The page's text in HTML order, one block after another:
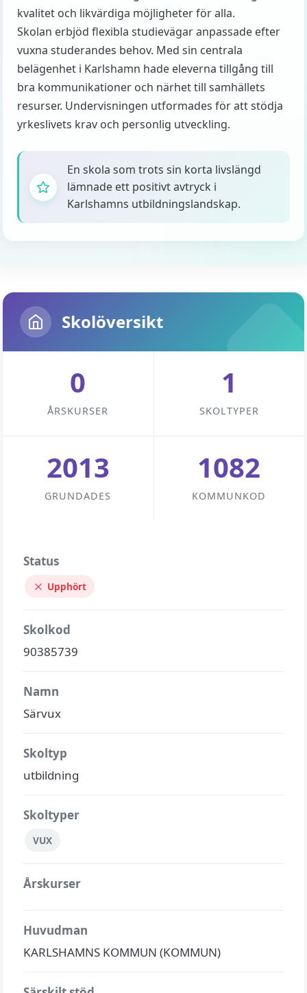
kvalitet och likvärdiga möjligheter för alla.
Skolan erbjöd flexibla studievägar anpassade efter
vuxna studerandes behov. Med sin centrala
belägenhet i Karlshamn hade eleverna tillgång till
bra kommunikationer och närhet till samhällets
resurser. Undervisningen utformades för att stödja
yrkeslivets krav och personlig utveckling.
En skola som trots sin korta livslängd
lämnade ett positivt avtryck i
Karlshamns utbildningslandskap.
Skolöversikt
0
ÅRSKURSER
1
SKOLTYPER
2013
GRUNDADES
1082
KOMMUNKOD
Status
Upphört
Skolkod
90385739
Namn
Särvux
Skoltyp
utbildning
Skoltyper
VUX
Årskurser
Huvudman
KARLSHAMNS KOMMUN (KOMMUN)